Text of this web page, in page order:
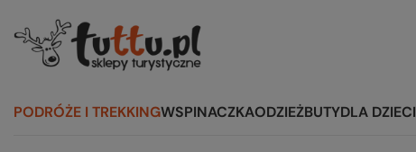
PODRÓŻE I TREKKINGWSPINACZKAODZIEŻBUTYDLA DZIECI